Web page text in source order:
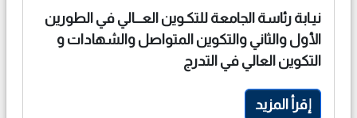
نيـابة رئاسة الجامعة للتكـوين العـــالي في الطورين
الأول والثاني والتكوين المتواصل والشهادات و
التكوين العالي في التدرج
إقرأ المزيد